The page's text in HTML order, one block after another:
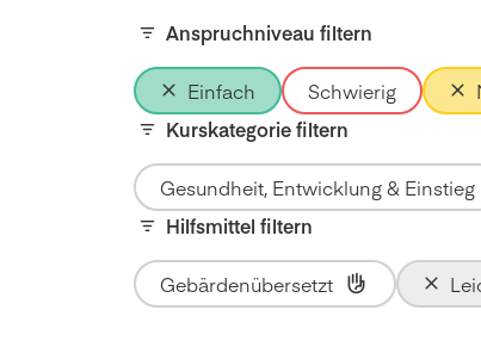
Anspruchniveau filtern
Einfach Schwierig
Kurskategorie filtern
Gesundheit, Entwicklung & Einstieg
Hilfsmittel filtern
Gebärdenübersetzt